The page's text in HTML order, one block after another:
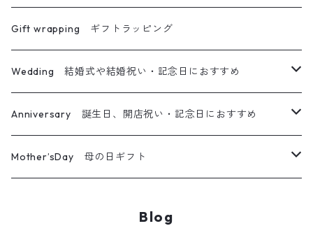
ティーライトキャンドル
オイルランプ
キャンドル＆リース
キャンドル＆サシェ＆ブーケ
キャンドル＆ホルダー＆ブーケ
ハーバリウムペン
フレームアレンジ
リース
ガラスジャーアレンジ
Gift wrapping ギフトラッピング
Wedding 結婚式や結婚祝い・記念日におすすめ
メッセージ入りキャンドル
ウエルカムボード
Anniversary 誕生日、開店祝い・記念日におすすめ
メッセージ入りキャンドル
Mother’sDay 母の日ギフト
Blog